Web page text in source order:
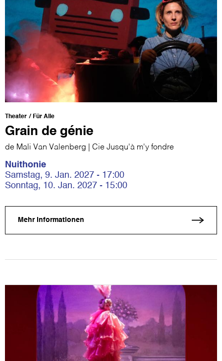
Theater Für Alle
Grain de génie
de Mali Van Valenberg | Cie Jusqu'à m'y fondre
Nuithonie
Samstag, 9. Jan. 2027 - 17:00
Sonntag, 10. Jan. 2027 - 15:00
Mehr Informationen